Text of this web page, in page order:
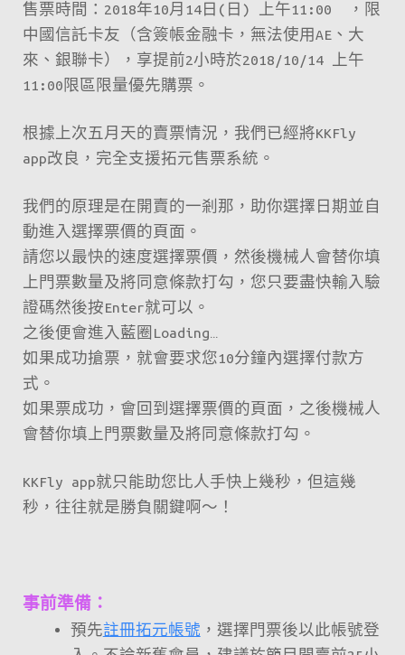
售票時間：2018年10月14日(日) 上午11:00 ，限
中國信託卡友（含簽帳金融卡，無法使用AE、大
來、銀聯卡），享提前2小時於2018/10/14 上午
11:00限區限量優先購票。
根據上次五月天的賣票情況，我們已經將KKFly
app改良，完全支援拓元售票系統。
我們的原理是在開賣的一剎那，助你選擇日期並自
動進入選擇票價的頁面。
請您以最快的速度選擇票價，然後機械人會替你填
上門票數量及將同意條款打勾，您只要盡快輸入驗
證碼然後按Enter就可以。
之後便會進入藍圈Loading…
如果成功搶票，就會要求您10分鐘內選擇付款方
式。
如果票成功，會回到選擇票價的頁面，之後機械人
會替你填上門票數量及將同意條款打勾。
KKFly app就只能助您比人手快上幾秒，但這幾
秒，往往就是勝負關鍵啊～！
事前準備：
預先註冊拓元帳號 ，選擇門票後以此帳號登